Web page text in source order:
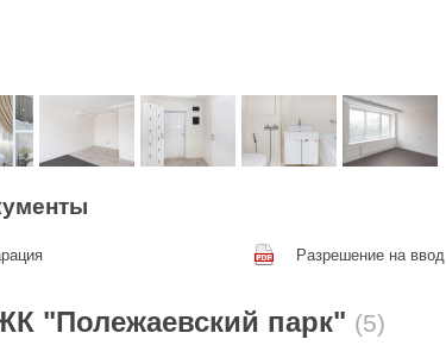
Разрешение на ввод
"Полежаевский парк" (5)